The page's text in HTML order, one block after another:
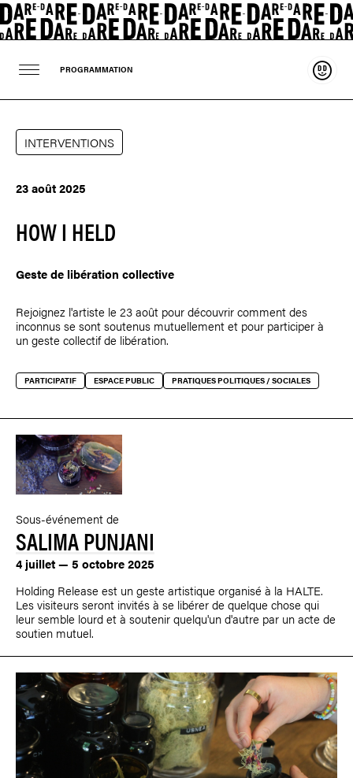
PROGRAMMATION
INTERVENTIONS
23 août 2025
HOW I HELD
Geste de libération collective
Rejoignez l'artiste le 23 août pour découvrir comment des
inconnus se sont soutenus mutuellement et pour participer à
un geste collectif de libération.
PARTICIPATIF ESPACE PUBLIC PRATIQUES POLITIQUES / SOCIALES
Sous-événement de
SALIMA PUNJANI
4 juillet — 5 octobre 2025
Holding Release est un geste artistique organisé à la HALTE.
Les visiteurs seront invités à se libérer de quelque chose qui
leur semble lourd et à soutenir quelqu'un d'autre par un acte de
soutien mutuel.